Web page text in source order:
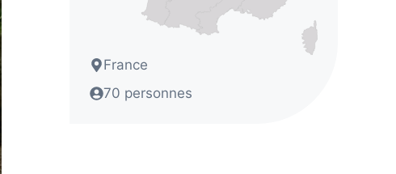
France
70 personnes